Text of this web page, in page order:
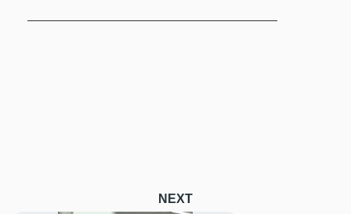
NEXT